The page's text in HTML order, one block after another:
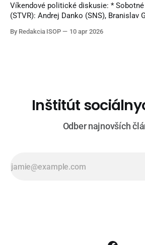
môžu využiť 7 percentnú zľavu. Pri
ISOPYT-7
Víkendové politické diskusie: * Sobotné dialógy
(STVR): Andrej Danko (SNS), Branislav
(TA3): Rudolf Huliak (Strana vidieka),
By Redakcia ISOP 10 apr 2026
Inštitút
Odber najnovších